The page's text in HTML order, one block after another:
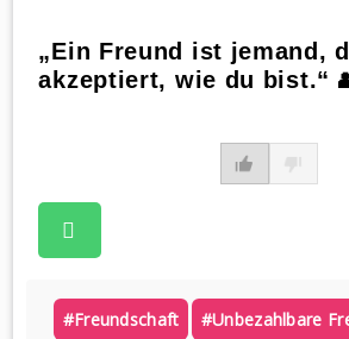
„Ein Freund ist jemand,
akzeptiert, wie du bist.“
#freundschaft #unbezahlbare